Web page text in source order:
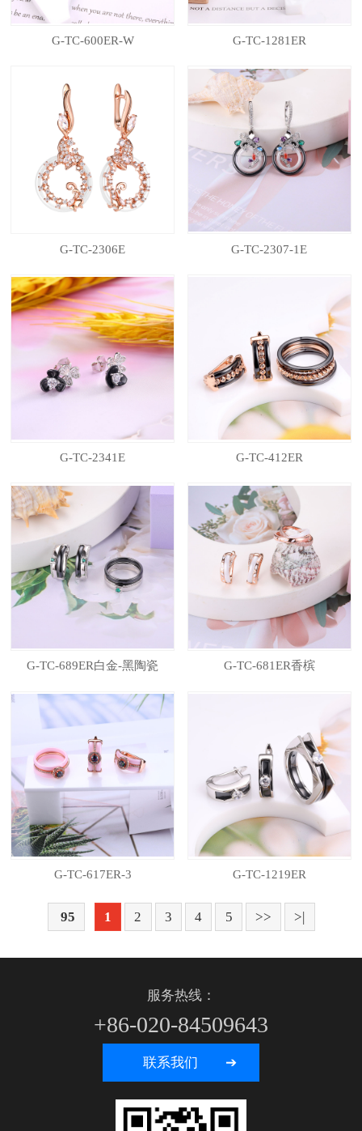
G-TC-600ER-W G-TC-1281ER
G-TC-2306E G-TC-2307-1E
G-TC-2341E G-TC-412ER
G-TC-689ER白金-黑陶瓷 G-TC-681ER香槟
G-TC-617ER-3 G-TC-1219ER
95 1 2 3 4 5 >> >|
服务热线：
+86-020-84509643
联系我们 ➔